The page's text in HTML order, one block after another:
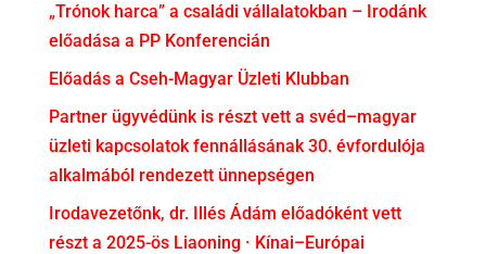
„Trónok harca” a családi vállalatokban – Irodánk
előadása a PP Konferencián
Előadás a Cseh-Magyar Üzleti Klubban
Partner ügyvédünk is részt vett a svéd–magyar
üzleti kapcsolatok fennállásának 30. évfordulója
alkalmából rendezett ünnepségen
Irodavezetőnk, dr. Illés Ádám előadóként vett
részt a 2025-ös Liaoning · Kínai–Európai